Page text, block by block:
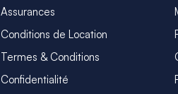
Assurances
Conditions de Location
Termes & Conditions
Confidentialité